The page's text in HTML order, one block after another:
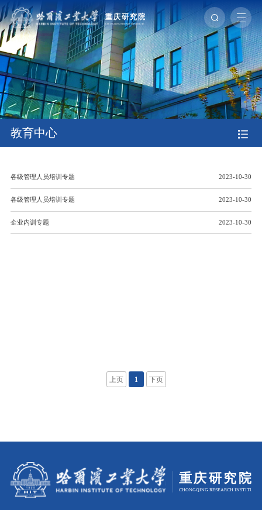
教育中心
各级管理人员培训专题 2023-10-30
各级管理人员培训专题 2023-10-30
企业内训专题 2023-10-30
上页 1 下页